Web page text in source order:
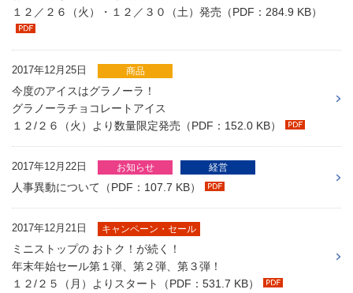
１２／２６（火）・１２／３０（土）発売（PDF：284.9 KB）
2017年12月25日 商品
今度のアイスはグラノーラ！
グラノーラチョコレートアイス
１２/２６（火）より数量限定発売（PDF：152.0 KB）
2017年12月22日 お知らせ 経営
人事異動について（PDF：107.7 KB）
2017年12月21日 キャンペーン・セール
ミニストップの おトク！が続く！
年末年始セール第１弾、第２弾、第３弾！
１２/２５（月）よりスタート（PDF：531.7 KB）